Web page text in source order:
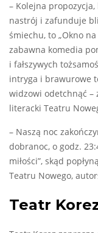
– Kolejna
nastrój i zafunduje
śmiechu, to „Okno
zabawna komedia
i fałszywych
intryga i brawurowe
widzowi odetchnąć –
literacki Teatru
– Naszą noc
dobranoc, o godz.
miłości”, skąd
Teatru Nowego,
Teatr